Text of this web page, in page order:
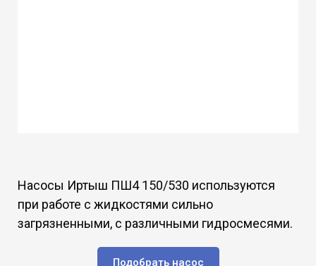
Насосы Иртыш ПШ4 150/530 используются
при работе с жидкостями сильно
загрязненными, с различными гидросмесями.
Подобрать насос